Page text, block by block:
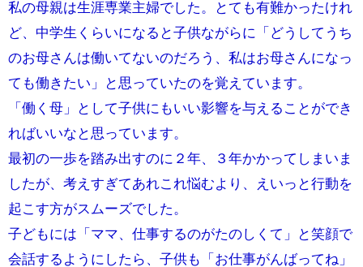
私の母親は生涯専業主婦でした。とても有難かったけれ
ど、中学生くらいになると子供ながらに「どうしてうち
のお母さんは働いてないのだろう、私はお母さんになっ
ても働きたい」と思っていたのを覚えています。
「働く母」として子供にもいい影響を与えることができ
ればいいなと思っています。
最初の一歩を踏み出すのに２年、３年かかってしまいま
したが、考えすぎてあれこれ悩むより、えいっと行動を
起こす方がスムーズでした。
子どもには「ママ、仕事するのがたのしくて」と笑顔で
会話するようにしたら、子供も「お仕事がんばってね」